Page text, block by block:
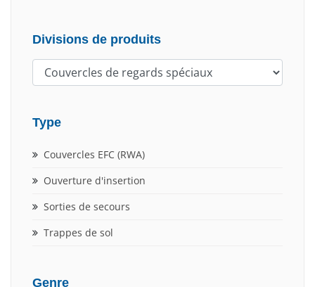
Divisions de produits
Type
Couvercles EFC (RWA)
Ouverture d'insertion
Sorties de secours
Trappes de sol
Genre